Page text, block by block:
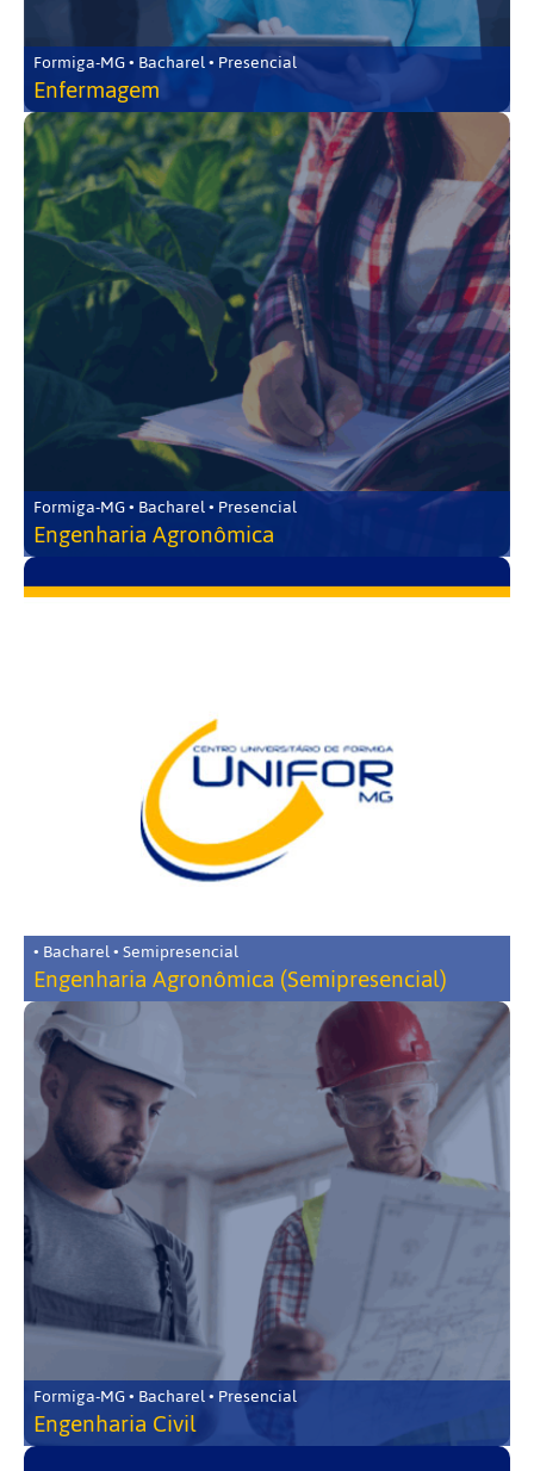
Formiga-MG • Bacharel • Presencial
Enfermagem
Formiga-MG • Bacharel • Presencial
Engenharia Agronômica
• Bacharel • Semipresencial
Engenharia Agronômica (Semipresencial)
Formiga-MG • Bacharel • Presencial
Engenharia Civil